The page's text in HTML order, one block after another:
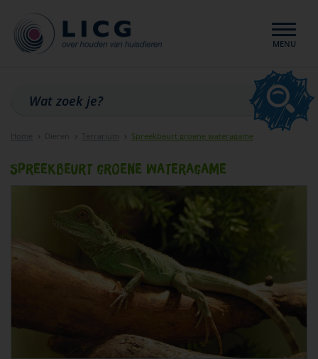
MENU
Home Dieren Terrarium Spreekbeurt groene wateragame
Spreekbeurt groene wateragame